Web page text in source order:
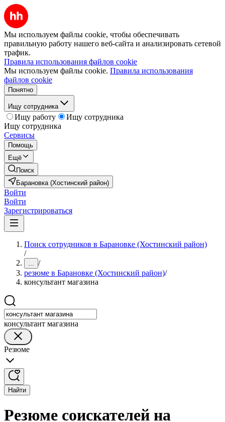
Мы используем файлы cookie, чтобы обеспечивать
правильную работу нашего веб-сайта и анализировать сетевой
трафик.
Правила использования файлов cookie
Мы используем файлы cookie. Правила использования
файлов cookie
Понятно
Ищу сотрудника
Ищу работу
Ищу сотрудника
Ищу сотрудника
Сервисы
Помощь
Ещё
Поиск
Барановка (Хостинский район)
Войти
Войти
Зарегистрироваться
Поиск сотрудников в Барановке (Хостинский район)
/
... /
резюме в Барановке (Хостинский район)/
консультант магазина
консультант магазина
Резюме
Найти
Резюме соискателей на